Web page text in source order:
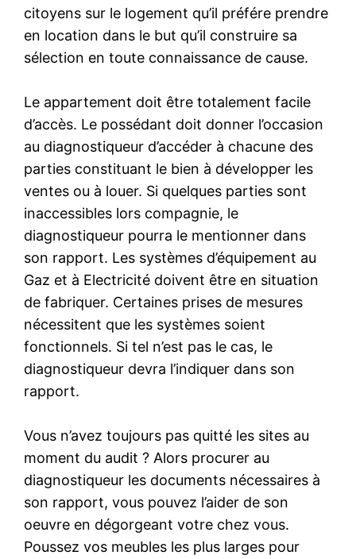
citoyens sur le logement qu’il préfére prendre
en location dans le but qu’il construire sa
sélection en toute connaissance de cause.
Le appartement doit être totalement facile
d’accès. Le possédant doit donner l’occasion
au diagnostiqueur d’accéder à chacune des
parties constituant le bien à développer les
ventes ou à louer. Si quelques parties sont
inaccessibles lors compagnie, le
diagnostiqueur pourra le mentionner dans
son rapport. Les systèmes d’équipement au
Gaz et à Electricité doivent être en situation
de fabriquer. Certaines prises de mesures
nécessitent que les systèmes soient
fonctionnels. Si tel n’est pas le cas, le
diagnostiqueur devra l’indiquer dans son
rapport.
Vous n’avez toujours pas quitté les sites au
moment du audit ? Alors procurer au
diagnostiqueur les documents nécessaires à
son rapport, vous pouvez l’aider de son
oeuvre en dégorgeant votre chez vous.
Poussez vos meubles les plus larges pour